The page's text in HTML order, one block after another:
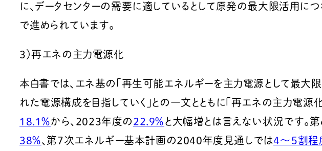
に、データセンターの需要に適しているとして原発の最大限活用に
で進められています。
３）再エネの主力電源化
本白書では、エネ基の「再生可能エネルギーを主力電源として最大
れた電源構成を目指していく」との一文とともに「再エネの主力電
18.1％から、2023年度の 22.9％ と大幅増とは言えない状況です。
38％、第7次エネルギー基本計画の2040年度見通しでは4～5割程